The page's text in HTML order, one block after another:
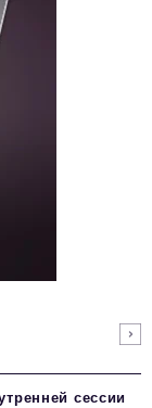
сессии